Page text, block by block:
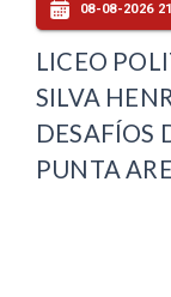
08-08-2026
LICEO
SILVA
DESAFÍOS
PUNTA